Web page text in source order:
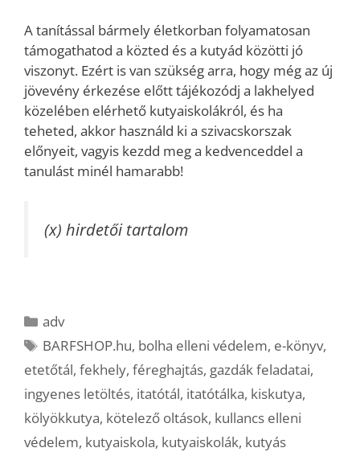
A tanítással bármely életkorban folyamatosan
támogathatod a közted és a kutyád közötti jó
viszonyt. Ezért is van szükség arra, hogy még az új
jövevény érkezése előtt tájékozódj a lakhelyed
közelében elérhető kutyaiskolákról, és ha
teheted, akkor használd ki a szivacskorszak
előnyeit, vagyis kezdd meg a kedvenceddel a
tanulást minél hamarabb!
(x) hirdetői tartalom
Kategória
adv
Címkék
BARFSHOP.hu, bolha elleni védelem, e-könyv,
etetőtál, fekhely, féreghajtás, gazdák feladatai,
ingyenes letöltés, itatótál, itatótálka, kiskutya,
kölyökkutya, kötelező oltások, kullancs elleni
védelem, kutyaiskola, kutyaiskolák, kutyás